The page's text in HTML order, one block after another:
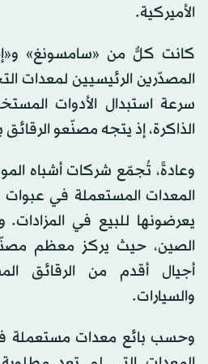
الأميركية.
كانت كلٌّ من «سامسونغ»
المصدّرين الرئيسيين لمعدات
سرعة استبدال الأدوات
الذاكرة، إذ يتجه مصنّعو
وعادةً، تُجمّع شركات أشباه
المعدات المستعملة في عبوات
يعرضونها للبيع في المزادات.
الصين، حيث يركز معظم
أجيال أقدم من الرقائق
والسيارات.
وحسب بائع معدات مستعملة